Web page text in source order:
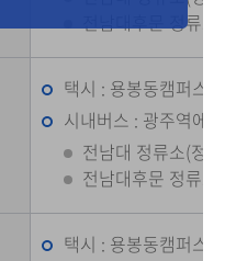
전남대후문 정류소
택시 : 용봉동캠퍼스
시내버스 : 광주역에
전남대 정류소(정
전남대후문 정류
택시 : 용봉동캠퍼스